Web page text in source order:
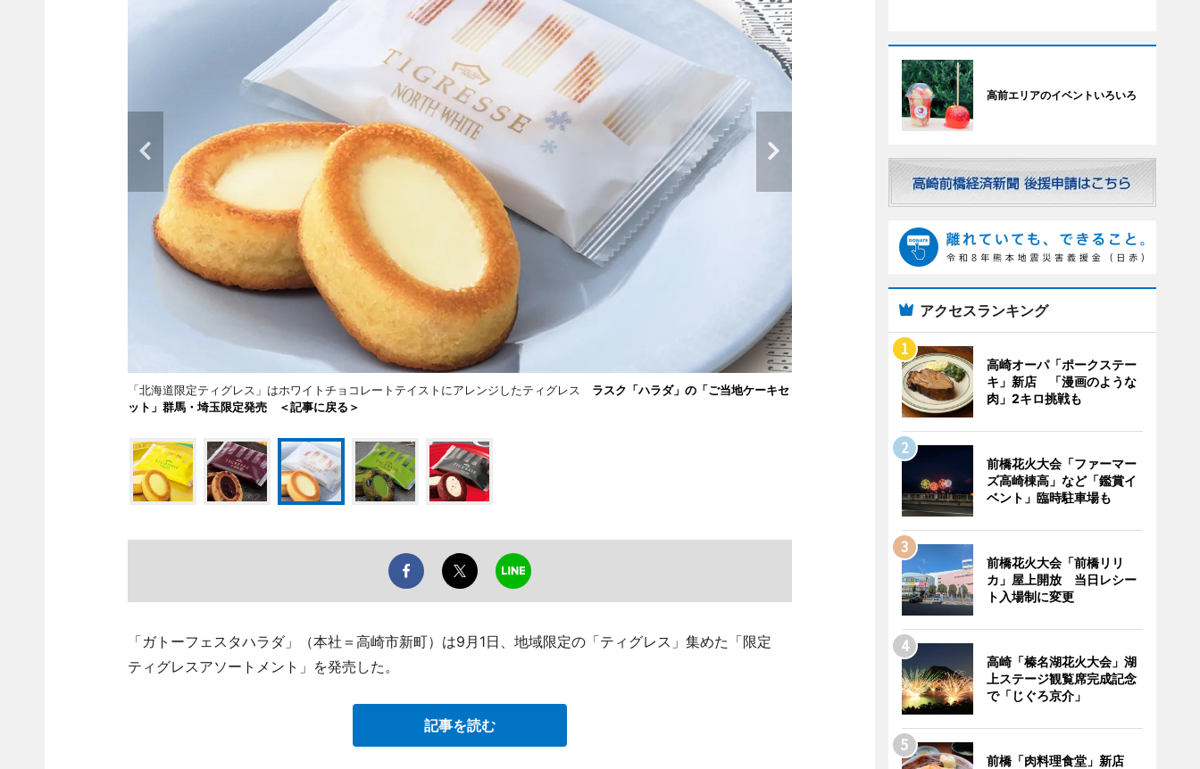
「北海道限定ティグレス」はホワイトチョコレートテイストにアレンジしたティグレス ラスク「ハラダ」の「ご当地ケーキセ
ット」群馬・埼玉限定発売 ＜記事に戻る＞
「ガトーフェスタハラダ」（本社＝高崎市新町）は9月1日、地域限定の「ティグレス」集めた「限定
ティグレスアソートメント」を発売した。
記事を読む
高前エリアのイベントいろいろ
アクセスランキング
高崎オーパ「ポークステー
キ」新店 「漫画のような
肉」2キロ挑戦も
前橋花火大会「ファーマー
ズ高崎棟高」など「鑑賞イ
ベント」臨時駐車場も
前橋花火大会「前橋リリ
カ」屋上開放 当日レシー
ト入場制に変更
高崎「榛名湖花火大会」湖
上ステージ観覧席完成記念
で「じぐろ京介」
前橋「肉料理食堂」新店